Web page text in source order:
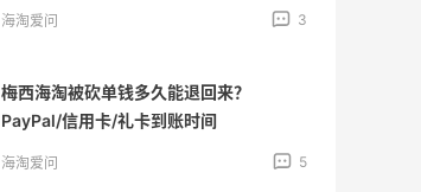
海淘爱问 3
梅西海淘被砍单钱多久能退回来？
PayPal/信用卡/礼卡到账时间
海淘爱问 5